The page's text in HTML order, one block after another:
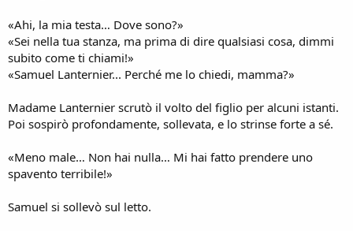
«Ahi, la mia testa… Dove sono?»
«Sei nella tua stanza, ma prima di dire qualsiasi cosa, dimmi
subito come ti chiami!»
«Samuel Lanternier... Perché me lo chiedi, mamma?»
Madame Lanternier scrutò il volto del figlio per alcuni istanti.
Poi sospirò profondamente, sollevata, e lo strinse forte a sé.
«Meno male… Non hai nulla… Mi hai fatto prendere uno
spavento terribile!»
Samuel si sollevò sul letto.